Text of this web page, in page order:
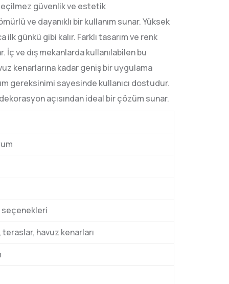
güvenlik ve estetik
ve dayanıklı bir kullanım sunar. Yüksek
günkü gibi kalır. Farklı tasarım ve renk
ve dış mekanlarda kullanılabilen bu
kenarlarına kadar geniş bir uygulama
gereksinimi sayesinde kullanıcı dostudur.
açısından ideal bir çözüm sunar.
seçenekleri
havuz kenarları